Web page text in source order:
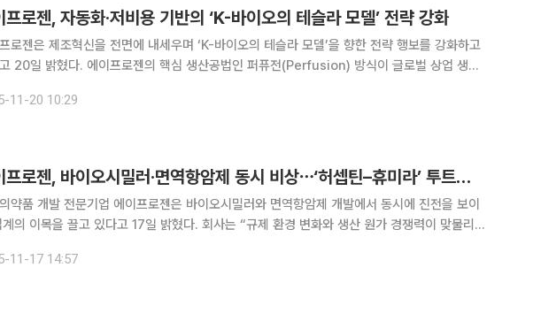
프로젠, 자동화·저비용 기반의 ‘K-바이오의 테슬라 모델’ 전략 강화
로젠은 제조혁신을 전면에 내세우며 ‘K-바이오의 테슬라 모델’을 향한 전략 행보를 강화하고
20일 밝혔다. 에이프로젠의 핵심 생산공법인 퍼퓨전(Perfusion) 방식이 글로벌 상업 생산
퍼퓨전 방식은 애초 존슨앤존슨(J&J)의 제약부문인
11-20 10:29
에이프로젠, 바이오시밀러·면역항암제 동시 비상⋯‘허셉틴–휴미라’ 투트랙 가동
약품 개발 전문기업 에이프로젠은 바이오시밀러와 면역항암제 개발에서 동시에 진전을 보이
계의 이목을 끌고 있다고 17일 밝혔다. 회사는 “규제 환경 변화와 생산 원가 경쟁력이 맞물리
주맙) 바이오시밀러는 개발 단계에서 중요한 분기점을 맞았다. 유럽
11-17 14:57